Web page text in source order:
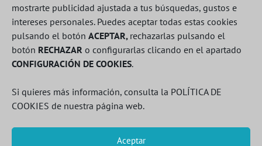
mostrarte publicidad ajustada a tus búsquedas, gustos e
intereses personales. Puedes aceptar todas estas cookies
pulsando el botón ACEPTAR, rechazarlas pulsando el
botón RECHAZAR o configurarlas clicando en el apartado
CONFIGURACIÓN DE COOKIES.
Si quieres más información, consulta la POLÍTICA DE
COOKIES de nuestra página web.
Aceptar
31
« Oct
© Walk Rehabilitación y Desarrollo Integral,
S.L.